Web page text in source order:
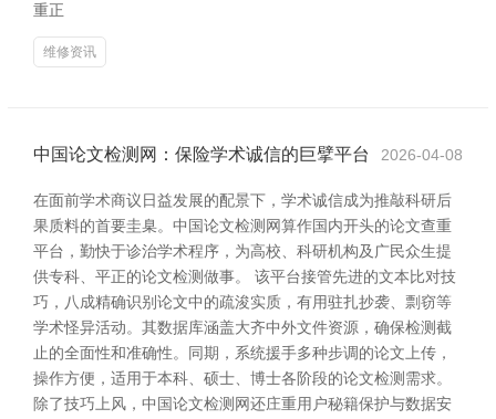
重正
维修资讯
中国论文检测网：保险学术诚信的巨擘平台 2026-04-08
在面前学术商议日益发展的配景下，学术诚信成为推敲科研后
果质料的首要圭臬。中国论文检测网算作国内开头的论文查重
平台，勤快于诊治学术程序，为高校、科研机构及广民众生提
供专科、平正的论文检测做事。 该平台接管先进的文本比对技
巧，八成精确识别论文中的疏浚实质，有用驻扎抄袭、剽窃等
学术怪异活动。其数据库涵盖大齐中外文件资源，确保检测截
止的全面性和准确性。同期，系统援手多种步调的论文上传，
操作方便，适用于本科、硕士、博士各阶段的论文检测需求。
除了技巧上风，中国论文检测网还庄重用户秘籍保护与数据安